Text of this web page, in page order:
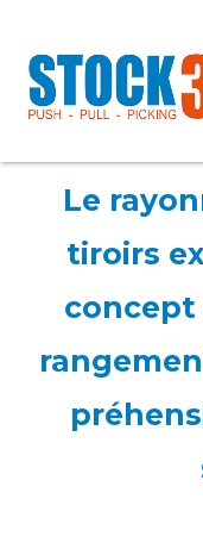
Le
tiroirs
concept